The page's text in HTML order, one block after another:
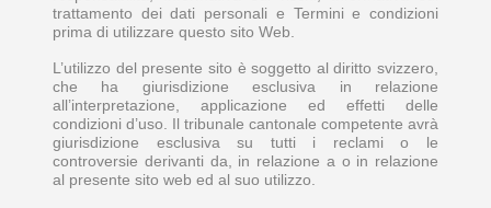
trattamento dei dati personali e Termini e condizioni
prima di utilizzare questo sito Web.
L’utilizzo del presente sito è soggetto al diritto svizzero,
che ha giurisdizione esclusiva in relazione
all’interpretazione, applicazione ed effetti delle
condizioni d’uso. Il tribunale cantonale competente avrà
giurisdizione esclusiva su tutti i reclami o le
controversie derivanti da, in relazione a o in relazione
al presente sito web ed al suo utilizzo.